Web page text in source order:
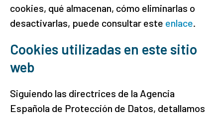
cookies, qué almacenan, cómo eliminarlas o
desactivarlas, puede consultar este enlace.
Cookies utilizadas en este sitio
web
Siguiendo las directrices de la Agencia
Española de Protección de Datos, detallamos